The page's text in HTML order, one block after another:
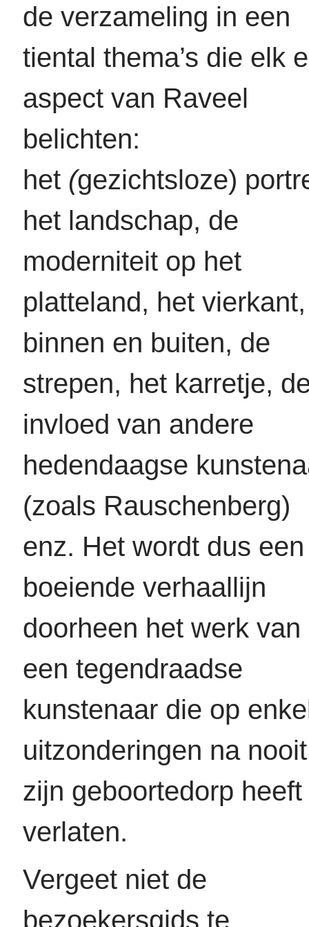
de verzameling in een
tiental thema’s die elk
aspect van Raveel
belichten:
het (gezichtsloze)
het landschap, de
moderniteit op het
platteland, het vierkant,
binnen en buiten, de
strepen, het karretje,
invloed van andere
hedendaagse
(zoals Rauschenberg)
enz. Het wordt dus een
boeiende verhaallijn
doorheen het werk van
een tegendraadse
kunstenaar die op
uitzonderingen na nooit
zijn geboortedorp heeft
verlaten.
Vergeet niet de
bezoekersgids te